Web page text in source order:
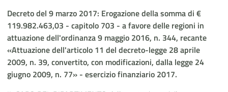
Decreto del 9 marzo 2017: Erogazione della somma di €
119.982.463,03 - capitolo 703 - a favore delle regioni in
attuazione dell'ordinanza 9 maggio 2016, n. 344, recante
«Attuazione dell'articolo 11 del decreto-legge 28 aprile
2009, n. 39, convertito, con modificazioni, dalla legge 24
giugno 2009, n. 77» - esercizio finanziario 2017.